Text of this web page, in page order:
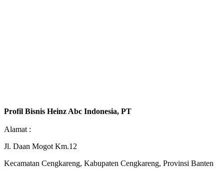
Profil Bisnis Heinz Abc Indonesia, PT
Alamat :
Jl. Daan Mogot Km.12
Kecamatan Cengkareng, Kabupaten Cengkareng, Provinsi Banten